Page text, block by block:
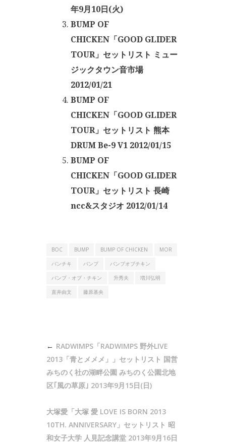
年9月10日(火)
BUMP OF
CHICKEN「GOOD GLIDER
TOUR」セットリスト ミュー
ジックタウン音市場
2012/01/21
BUMP OF
CHICKEN「GOOD GLIDER
TOUR」セットリスト 熊本
DRUM Be-9 V1 2012/01/15
BUMP OF
CHICKEN「GOOD GLIDER
TOUR」セットリスト 長崎
ncc&スタジオ 2012/01/14
BOC BUMP BUMP OF CHICKEN
MOR
バンチキ
バンプ
バンプオブチキン
バンプ・オブ・チキン
升秀夫
増川弘明
直井由文
藤原基央
RADWIMPS「RADWIMPS 野外LIVE
2013「青とメメメ」」セットリスト 国営
みちのく社の湖畔公園 みちのく公園北地
区｢風の草原｣ 2013年9月15日(日)
大塚愛「大塚 愛 LOVE IS BORN 2013
10TH. ANNIVERSARY」セットリスト 昭
和女子大学 人見記念講堂 2013年9月16日